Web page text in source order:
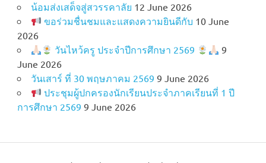
น้อมส่งเสด็จสู่สวรรคาลัย 12 June 2026
ขอร่วมชื่นชมและแสดงความยินดีกับ 10 June
2026
วันไหว้ครู ประจำปีการศึกษา 2569
9
June 2026
วันเสาร์ ที่ 30 พฤษภาคม 2569 9 June 2026
ประชุมผู้ปกครองนักเรียนประจำภาคเรียนที่ 1 ปี
การศึกษา 2569 9 June 2026